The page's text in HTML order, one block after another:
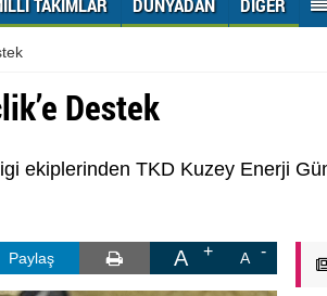
TAKIMLAR DÜNYADAN DIĞER
Destek
ekiplerinden TKD Kuzey Enerji
Paylaş A A